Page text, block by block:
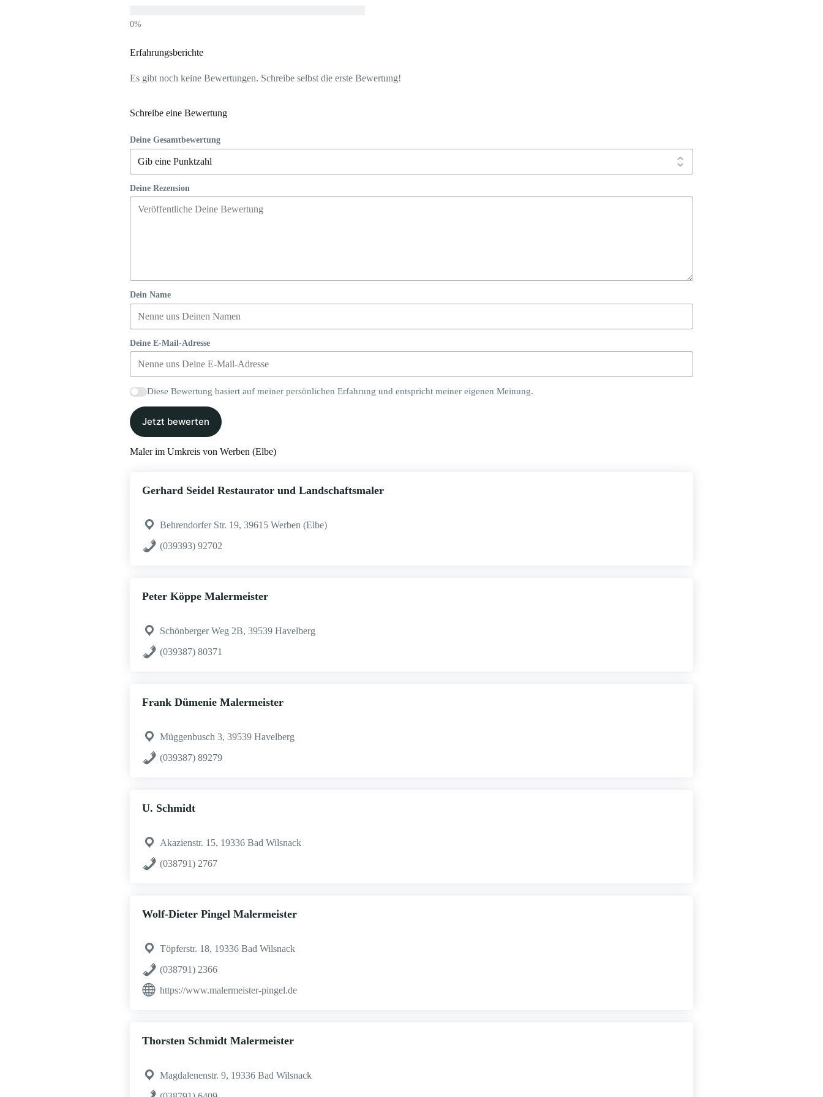
Erfahrungsberichte
Es gibt noch keine Bewertungen. Schreibe selbst die erste Bewertung!
Schreibe eine Bewertung
Deine Gesamtbewertung
Deine Rezension
Dein Name
Deine E-Mail-Adresse
Diese Bewertung basiert auf meiner persönlichen Erfahrung und entspricht meiner eigenen Meinung.
Jetzt bewerten
Maler im Umkreis von Werben (Elbe)
Gerhard Seidel Restaurator und Landschaftsmaler
Behrendorfer Str. 19, 39615 Werben (Elbe)
(039393) 92702
Peter Köppe Malermeister
Schönberger Weg 2B, 39539 Havelberg
(039387) 80371
Frank Dümenie Malermeister
Müggenbusch 3, 39539 Havelberg
(039387) 89279
U. Schmidt
Akazienstr. 15, 19336 Bad Wilsnack
(038791) 2767
Wolf-Dieter Pingel Malermeister
Töpferstr. 18, 19336 Bad Wilsnack
(038791) 2366
https://www.malermeister-pingel.de
Thorsten Schmidt Malermeister
Magdalenenstr. 9, 19336 Bad Wilsnack